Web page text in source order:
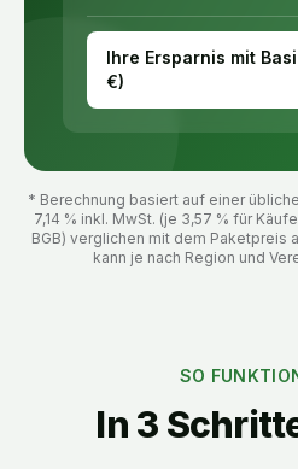
Ihre Ersparnis mit
€)
* Berechnung basiert auf einer
7,14 % inkl. MwSt. (je 3,57 % für
BGB) verglichen mit dem Paketpreis
kann je nach Region und
SO
In 3